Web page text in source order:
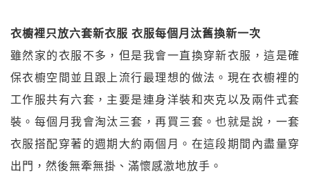
衣櫥裡只放六套新衣服 衣服每個月汰舊換新一次
雖然家的衣服不多，但是我會一直換穿新衣服，這是確
保衣櫥空間並且跟上流行最理想的做法。現在衣櫥裡的
工作服共有六套，主要是連身洋裝和夾克以及兩件式套
裝。每個月我會淘汰三套，再買三套。也就是說，一套
衣服搭配穿著的週期大約兩個月。在這段期間內盡量穿
出門，然後無牽無掛、滿懷感激地放手。